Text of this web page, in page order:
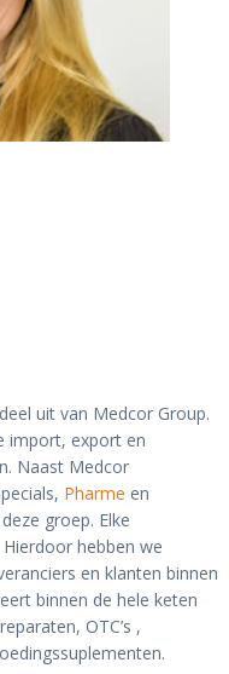
uit van Medcor Group.
import, export en
Naast Medcor
Pharme en
groep. Elke
hebben we
en klanten binnen
binnen de hele keten
OTC’s ,